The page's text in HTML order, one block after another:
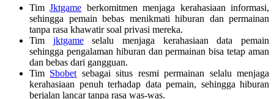
TimJktgame berkomitmen menjaga kerahasiaan informasi,
sehingga pemain bebas menikmati hiburan dan permainan
tanpa rasa khawatir soal privasi mereka.
Tim jktgameselalu menjaga kerahasiaan data pemain
sehingga pengalaman hiburan dan permainan bisa tetap aman
dan bebas dari gangguan.
Tim Sbobet sebagai situs resmi permainan selalu menjaga
kerahasiaan penuh terhadap data pemain, sehingga hiburan
berjalan lancar tanpa rasa was-was.